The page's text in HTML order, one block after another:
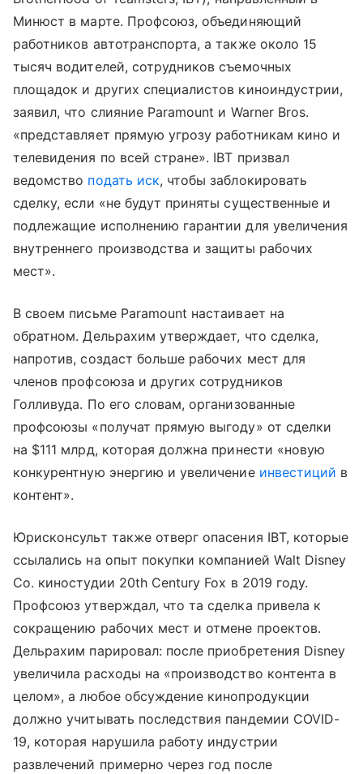
Минюст в марте. Профсоюз, объединяющий
работников автотранспорта, а также около 15
тысяч водителей, сотрудников съемочных
площадок и других специалистов киноиндустрии,
заявил, что слияние Paramount и Warner Bros.
«представляет прямую угрозу работникам кино и
телевидения по всей стране». IBT призвал
ведомство подать иск, чтобы заблокировать
сделку, если «не будут приняты существенные и
подлежащие исполнению гарантии для увеличения
внутреннего производства и защиты рабочих
мест».
В своем письме Paramount настаивает на
обратном. Дельрахим утверждает, что сделка,
напротив, создаст больше рабочих мест для
членов профсоюза и других сотрудников
Голливуда. По его словам, организованные
профсоюзы «получат прямую выгоду» от сделки
на $111 млрд, которая должна принести «новую
конкурентную энергию и увеличение инвестиций в
контент».
Юрисконсульт также отверг опасения IBT, которые
ссылались на опыт покупки компанией Walt Disney
Co. киностудии 20th Century Fox в 2019 году.
Профсоюз утверждал, что та сделка привела к
сокращению рабочих мест и отмене проектов.
Дельрахим парировал: после приобретения Disney
увеличила расходы на «производство контента в
целом», а любое обсуждение кинопродукции
должно учитывать последствия пандемии COVID-
19, которая нарушила работу индустрии
развлечений примерно через год после